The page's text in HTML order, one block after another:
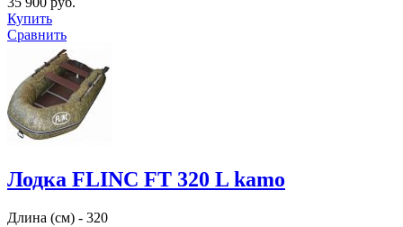
Купить
Сравнить
Лодка FLINC FT 320 L kamo
Длина (см) - 320